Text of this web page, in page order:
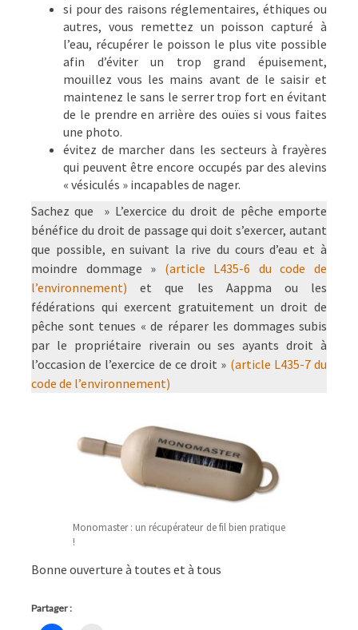
si pour des raisons réglementaires, éthiques ou
autres, vous remettez un poisson capturé à
l’eau, récupérer le poisson le plus vite possible
afin d’éviter un trop grand épuisement,
mouillez vous les mains avant de le saisir et
maintenez le sans le serrer trop fort en évitant
de le prendre en arrière des ouïes si vous faites
une photo.
évitez de marcher dans les secteurs à frayères
qui peuvent être encore occupés par des alevins
« vésiculés » incapables de nager.
Sachez que » L’exercice du droit de pêche emporte
bénéfice du droit de passage qui doit s’exercer, autant
que possible, en suivant la rive du cours d’eau et à
moindre dommage » (article L435-6 du code de
l’environnement) et que les Aappma ou les
fédérations qui exercent gratuitement un droit de
pêche sont tenues « de réparer les dommages subis
par le propriétaire riverain ou ses ayants droit à
l’occasion de l’exercice de ce droit » (article L435-7 du
code de l’environnement)
Monomaster : un récupérateur de fil bien pratique
!
Bonne ouverture à toutes et à tous
Partager :